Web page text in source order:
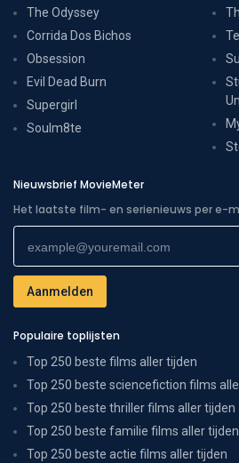
The Odyssey
Corrida Dos Bichos
Obsession
Evil Dead Burn
Supergirl
Soulm8te
Nieuwsbrief MovieMeter
Het laatste film- en serienieuws per e-
Populaire toplijsten
Top 250 beste films aller tijden
Top 250 beste sciencefiction films
Top 250 beste thriller films aller tijden
Top 250 beste familie films aller tijden
Top 250 beste actie films aller tijden